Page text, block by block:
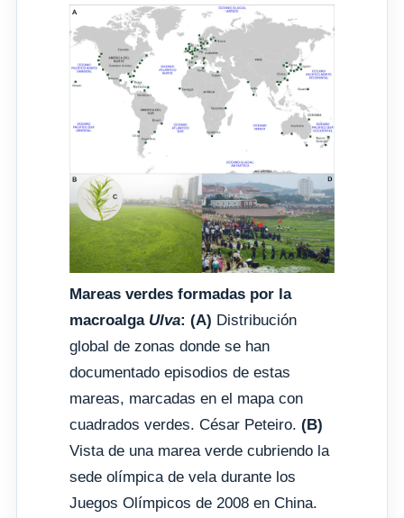
Mareas verdes formadas por la
macroalga Ulva: (A) Distribución
global de zonas donde se han
documentado episodios de estas
mareas, marcadas en el mapa con
cuadrados verdes. César Peteiro. (B)
Vista de una marea verde cubriendo la
sede olímpica de vela durante los
Juegos Olímpicos de 2008 en China.